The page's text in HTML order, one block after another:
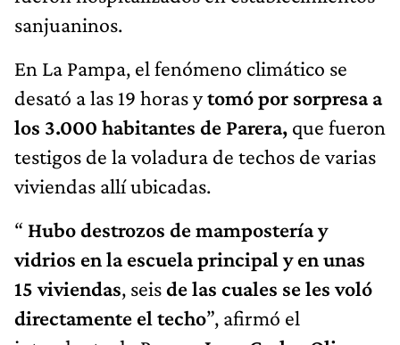
sanjuaninos.
En La Pampa, el fenómeno climático se
desató a las 19 horas ytomó por sorpresa a
los 3.000 habitantes de Parera, que fueron
testigos de la voladura de techos de varias
viviendas allí ubicadas.
“ Hubo destrozos de mampostería y
vidrios en la escuela principal y en unas
15 viviendas, seisde las cuales se les voló
directamente el techo”, afirmó el